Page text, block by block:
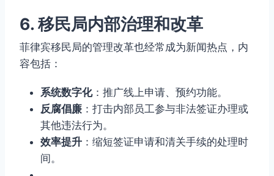
6. 移民局内部治理和改革
菲律宾移民局的管理改革也经常成为新闻热点，内
容包括：
系统数字化：推广线上申请、预约功能。
反腐倡廉 ：打击内部员工参与非法签证办理或
其他违法行为。
效率提升 ：缩短签证申请和清关手续的处理时
间。